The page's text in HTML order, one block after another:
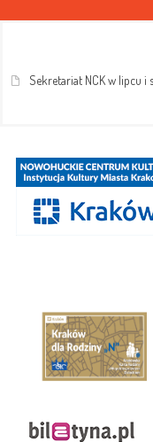
Sekretariat NCK w lipcu i